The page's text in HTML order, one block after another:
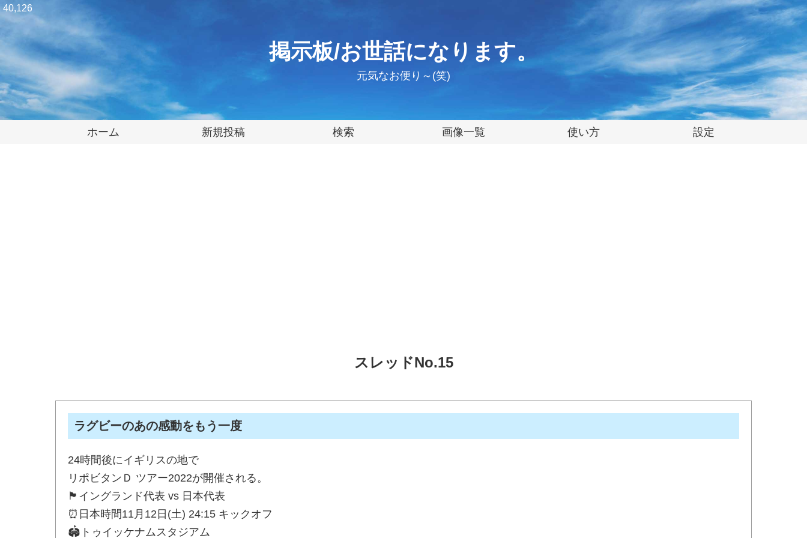
掲示板/お世話になります。
元気なお便り～(笑)
ホーム 新規投稿 検索 画像一覧 使い方 設定
40,126
スレッドNo.15
ラグビーのあの感動をもう一度
24時間後にイギリスの地で
リポビタンＤ ツアー2022が開催される。
🏴󠁧󠁢󠁥󠁮󠁧󠁿イングランド代表 vs 日本代表
⏰日本時間11月12日(土) 24:15 キックオフ
🏟トゥイッケナムスタジアム